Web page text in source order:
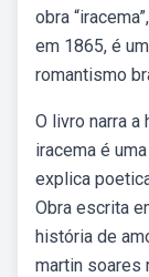
obra
em 1865, é
romantismo
O livro narra a
iracema é
explica
Obra escrita
história de
martin soares